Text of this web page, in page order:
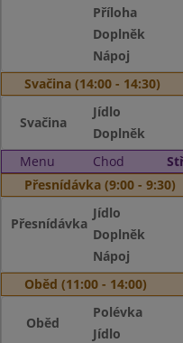
Příloha
Doplněk
Nápoj
Svačina (14:00 - 14:30)
Svačina
Jídlo
Doplněk
Menu
Chod
Přesnídávka (9:00 - 9:30)
Přesnídávka
Jídlo
Doplněk
Nápoj
Oběd (11:00 - 14:00)
Oběd
Polévka
Jídlo